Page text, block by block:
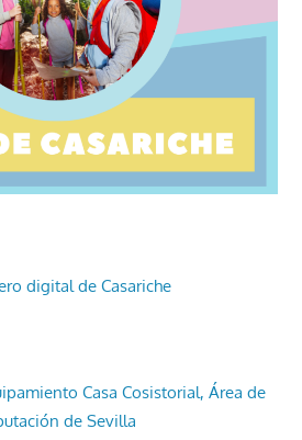
digital de Casariche
Casa Cosistorial, Área de
de Sevilla